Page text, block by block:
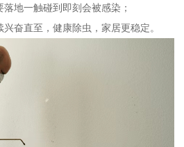
地一触碰到即刻会被感染；
奋直至，健康除虫，家居更稳定。